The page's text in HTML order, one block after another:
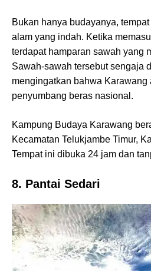
Bukan hanya budayanya,
alam yang indah. Ketika
terdapat hamparan sawah yang
Sawah-sawah tersebut sengaja
mengingatkan bahwa Karawang
penyumbang beras nasional.
Kampung Budaya Karawang
Kecamatan Telukjambe Timur,
Tempat ini dibuka 24 jam dan
8. Pantai Sedari